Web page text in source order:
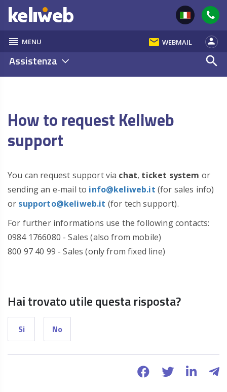
reorder MENU email WEBMAIL person
Assistenza search
How to request Keliweb
support
You can request support via chat, ticket system or
sending an e-mail to info@keliweb.it (for sales info)
or supporto@keliweb.it (for tech support).
For further informations use the following contacts:
0984 1766080 - Sales (also from mobile)
800 97 40 99 - Sales (only from fixed line)
Hai trovato utile questa risposta?
Si No